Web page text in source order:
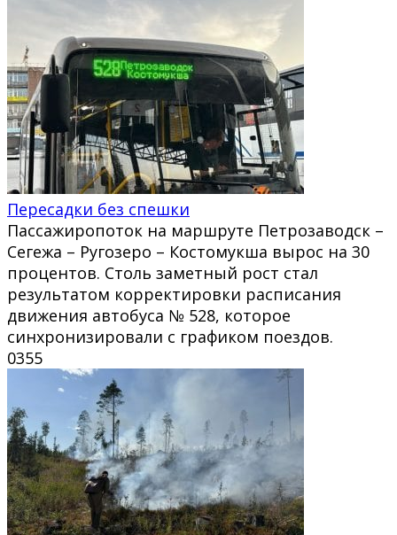
Пересадки без спешки
Пассажиропоток на маршруте Петрозаводск –
Сегежа – Ругозеро – Костомукша вырос на 30
процентов. Столь заметный рост стал
результатом корректировки расписания
движения автобуса № 528, которое
синхронизировали с графиком поездов.
0355